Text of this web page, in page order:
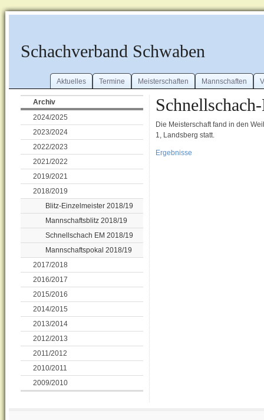
Schachverband Schwaben
Aktuelles Termine Meisterschaften Mannschaften
Archiv
2024/2025
2023/2024
2022/2023
2021/2022
2019/2021
2018/2019
Blitz-Einzelmeister 2018/19
Mannschaftsblitz 2018/19
Schnellschach EM 2018/19
Mannschaftspokal 2018/19
2017/2018
2016/2017
2015/2016
2014/2015
2013/2014
2012/2013
2011/2012
2010/2011
2009/2010
Die Meisterschaft fand in den
1, Landsberg statt.
Ergebnisse